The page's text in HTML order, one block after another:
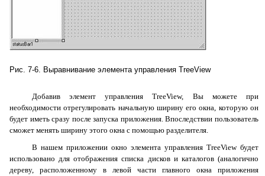
Рис. 7-6. Выравнивание элемента управления TreeView
Добавив элемент управленияTreeView, Вы можете при
необходимости отрегулировать начальную ширину его окна, которую он
будет иметь сразу после запуска приложения. Впоследствии пользователь
сможет менять ширину этого окна с помощью разделителя.
В нашем приложении окно элемента управления TreeViewбудет
использовано для отображения списка дисков и каталогов (аналогично
дереву, расположенному в левой части главного окна приложения